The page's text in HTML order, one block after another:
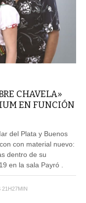
CHAVELA»
EN FUNCIÓN
del Plata y Buenos
con material nuevo:
dentro de su
en la sala Payró .
21H27MIN